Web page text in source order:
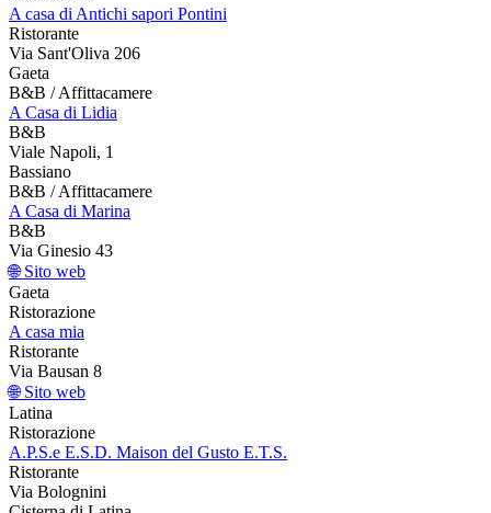
A casa di Antichi sapori Pontini
Ristorante
Via Sant'Oliva 206
Gaeta
B&B / Affittacamere
A Casa di Lidia
B&B
Viale Napoli, 1
Bassiano
B&B / Affittacamere
A Casa di Marina
B&B
Via Ginesio 43
🌐 Sito web
Gaeta
Ristorazione
A casa mia
Ristorante
Via Bausan 8
🌐 Sito web
Latina
Ristorazione
A.P.S.e E.S.D. Maison del Gusto E.T.S.
Ristorante
Via Bolognini